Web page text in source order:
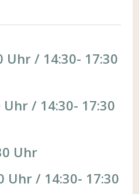
Uhr / 14:30- 17:30
Uhr / 14:30- 17:30
Uhr
Uhr / 14:30- 17:30